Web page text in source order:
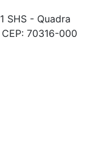
SHS - Quadra
70316-000